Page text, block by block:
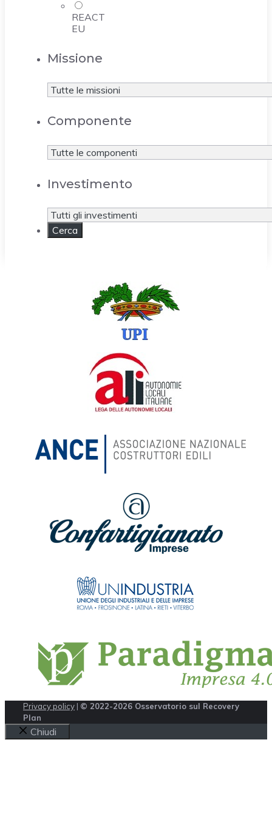
REACT
EU
Missione
Componente
Investimento
Privacy policy | © 2022-2026 Osservatorio sul Recovery
Plan
Chiudi